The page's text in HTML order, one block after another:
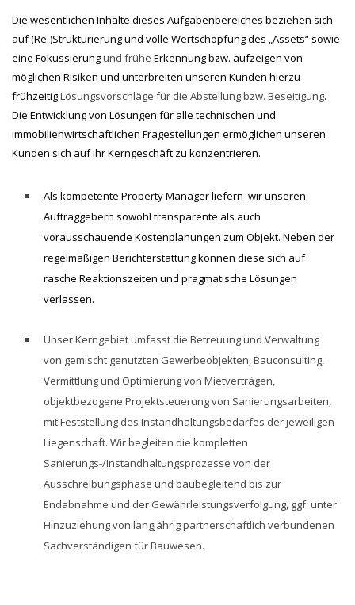
Die wesentlichen Inhalte dieses Aufgabenbereiches beziehen sich
auf (Re-)Strukturierung und volle Wertschöpfung des „Assets“ sowie
eine Fokussierungund frühe Erkennung bzw. aufzeigen von
möglichen Risiken und unterbreiten unseren Kunden hierzu
frühzeitigLösungsvorschläge für die Abstellung bzw. Beseitigung.
Die Entwicklung von Lösungen für alle technischen und
immobilienwirtschaftlichen Fragestellungen ermöglichen unseren
Kunden sich auf ihr Kerngeschäft zu konzentrieren.
Als kompetente Property Manager liefern wir unseren
Auftraggebern sowohl transparente als auch
vorausschauende Kostenplanungen zum Objekt. Neben der
regelmäßigen Berichterstattung können diese sich auf
rasche Reaktionszeiten und pragmatische Lösungen
verlassen.
Unser Kerngebiet umfasst die Betreuung und Verwaltung
von gemischt genutzten Gewerbeobjekten, Bauconsulting,
Vermittlung und Optimierung von Mietverträgen,
objektbezogene Projektsteuerung von Sanierungsarbeiten,
mit Feststellung des Instandhaltungsbedarfes der jeweiligen
Liegenschaft. Wir begleiten die kompletten
Sanierungs-/Instandhaltungsprozesse von der
Ausschreibungsphase und baubegleitend bis zur
Endabnahme und der Gewährleistungsverfolgung, ggf. unter
Hinzuziehung von langjährig partnerschaftlich verbundenen
Sachverständigen für Bauwesen.